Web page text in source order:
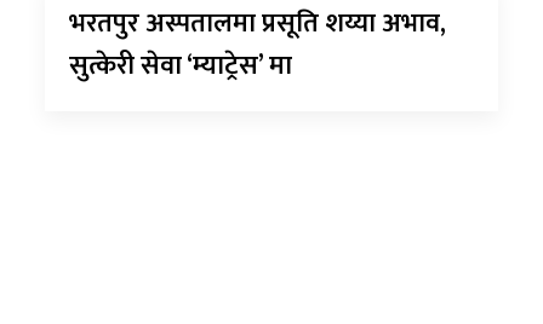
भरतपुर अस्पतालमा प्रसूति शय्या अभाव,
सुत्केरी सेवा ‘म्याट्रेस’ मा